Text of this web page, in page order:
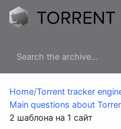
Home/Torrent tracker
Main questions about
2 шаблона на 1 сайт